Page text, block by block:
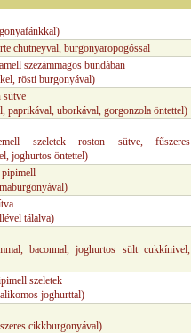
chutneyval, burgonyaropogóssal
szezámmagos bundában
rösti burgonyával)
sütve
paprikával, uborkával, gorgonzola öntettel)
szeletek roston sütve, fűszeres
joghurtos öntettel)
pipimell
tálalva)
baconnal, joghurtos sült cukkínivel,
szeletek
joghurttal)
cikkburgonyával)